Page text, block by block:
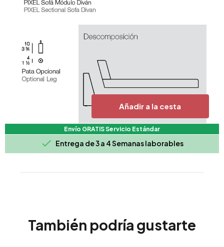
Añadir a la cesta
Envío GRATIS Servicio Estándar
 Entrega de 3 a 4 Semanas laborables
También podría gustarte